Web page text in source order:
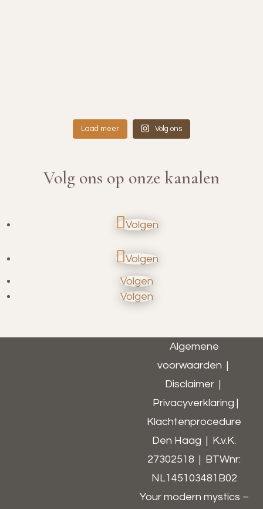
Laad meer Volg ons
Volg ons op onze kanalen
Volgen
Volgen
Volgen
Volgen
Algemene
voorwaarden |
Disclaimer |
Privacyverklaring |
Klachtenprocedure
Den Haag | K.v.K.
27302518 | BTWnr:
NL145103481B02​
Your modern mystics –